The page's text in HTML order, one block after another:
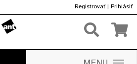
Registrovať | Prihlásiť